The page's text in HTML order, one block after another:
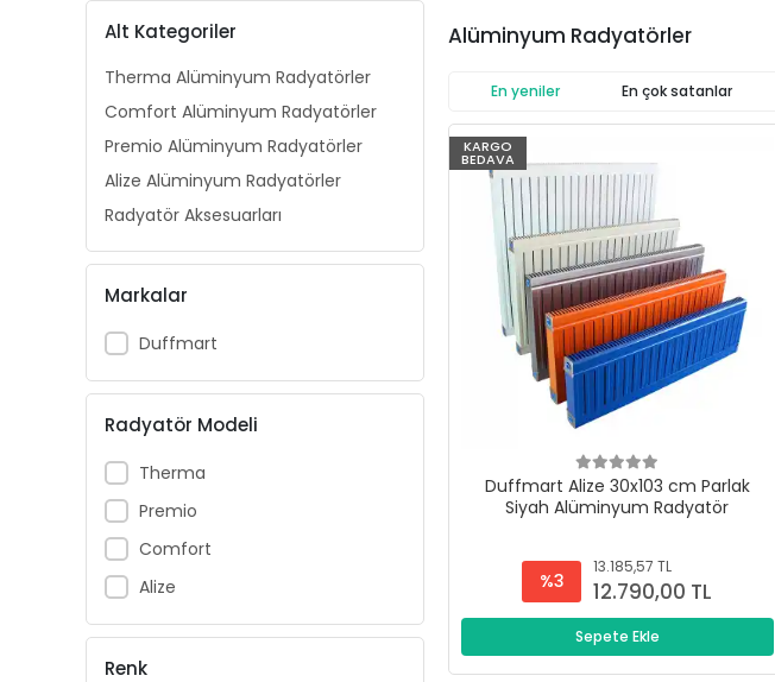
Alt Kategoriler
Therma Alüminyum Radyatörler
Comfort Alüminyum Radyatörler
Premio Alüminyum Radyatörler
Alize Alüminyum Radyatörler
Radyatör Aksesuarları
Markalar
Duffmart
Radyatör Modeli
Therma
Premio
Comfort
Alize
Renk
Alüminyum Radyatörler
En yeniler En çok satanlar
KARGO
BEDAVA
Duffmart Alize 30x103 cm Parlak
Siyah Alüminyum Radyatör
%3
13.185,57 TL
12.790,00 TL
Sepete Ekle